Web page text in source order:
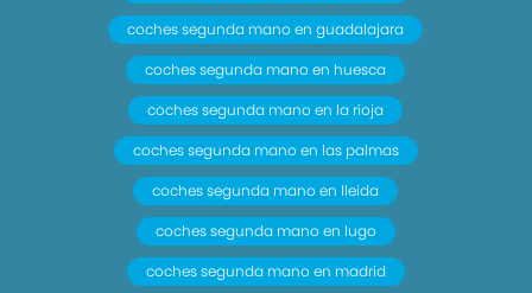
coches segunda mano en guadalajara
coches segunda mano en huesca
coches segunda mano en la rioja
coches segunda mano en las palmas
coches segunda mano en lleida
coches segunda mano en lugo
coches segunda mano en madrid